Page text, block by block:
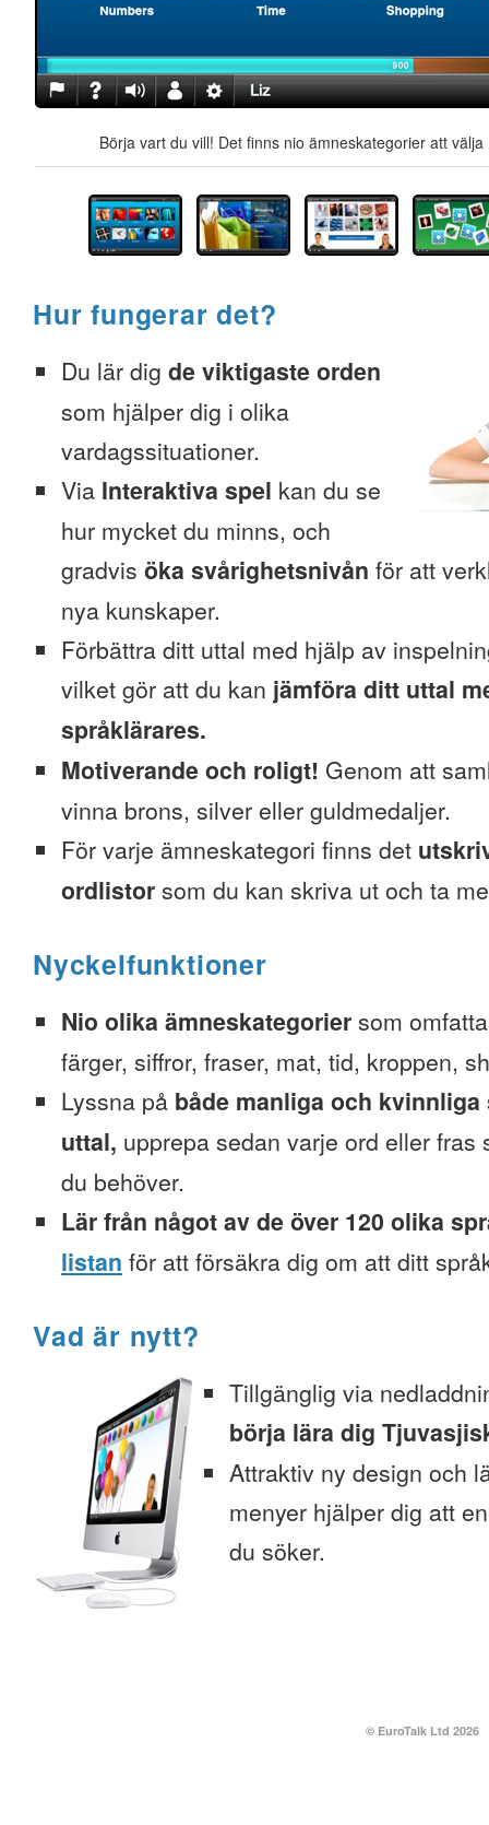
Börja vart du vill! Det finns nio ämneskategorier att
Hur fungerar det?
Du lär dig de viktigaste orden
som hjälper dig i olika
vardagssituationer.
Via Interaktiva spel kan du se
hur mycket du minns, och
gradvis öka svårighetsnivån för att
nya kunskaper.
Förbättra ditt uttal med hjälp av
vilket gör att du kan jämföra ditt uttal
språklärares.
Motiverande och roligt! Genom att
vinna brons, silver eller guldmedaljer.
För varje ämneskategori finns det
ordlistor som du kan skriva ut och ta
Nyckelfunktioner
Nio olika ämneskategorier som
färger, siffror, fraser, mat, tid, kroppen,
Lyssna på både manliga och
uttal, upprepa sedan varje ord eller fras
du behöver.
Lär från något av de över 120 olika
listan för att försäkra dig om att ditt
Vad är nytt?
Tillgänglig via
börja lära dig
Attraktiv ny design och
menyer hjälper dig att
du söker.
© EuroTalk Ltd 2026